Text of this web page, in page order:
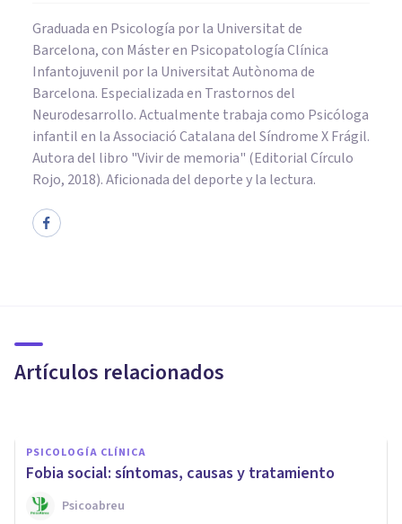
Graduada en Psicología por la Universitat de
Barcelona, con Máster en Psicopatología Clínica
Infantojuvenil por la Universitat Autònoma de
Barcelona. Especializada en Trastornos del
Neurodesarrollo. Actualmente trabaja como Psicóloga
infantil en la Associació Catalana del Síndrome X Frágil.
Autora del libro "Vivir de memoria" (Editorial Círculo
Rojo, 2018). Aficionada del deporte y la lectura.
Artículos relacionados
existen
PSICOLOGÍA CLÍNICA
Fobia social: síntomas, causas y tratamiento
Psicoabreu